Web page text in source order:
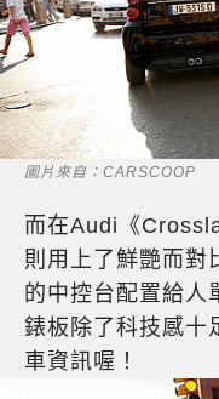
圖片來自：CARSCOOP
而在Audi《
則用上了鮮艷而對
的中控台配置給人
錶板除了科技感十
車資訊喔！